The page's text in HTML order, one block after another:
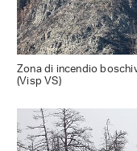
Zona di incendio
(Visp VS)